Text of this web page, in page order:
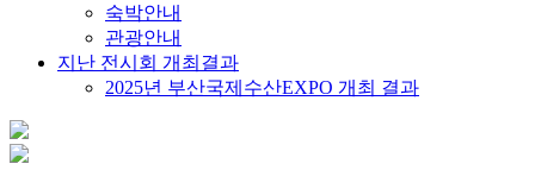
숙박안내
관광안내
지난 전시회 개최결과
2025년 부산국제수산EXPO 개최 결과